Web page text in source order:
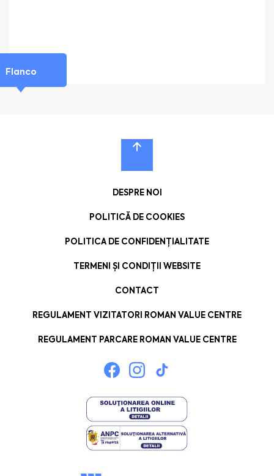
Flanco
DESPRE NOI
POLITICĂ DE COOKIES
POLITICA DE CONFIDENȚIALITATE
TERMENI ȘI CONDIȚII WEBSITE
CONTACT
REGULAMENT VIZITATORI ROMAN VALUE CENTRE
REGULAMENT PARCARE ROMAN VALUE CENTRE